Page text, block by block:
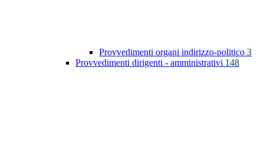
Provvedimenti organi indirizzo-politico 3
Provvedimenti dirigenti - amministrativi 148